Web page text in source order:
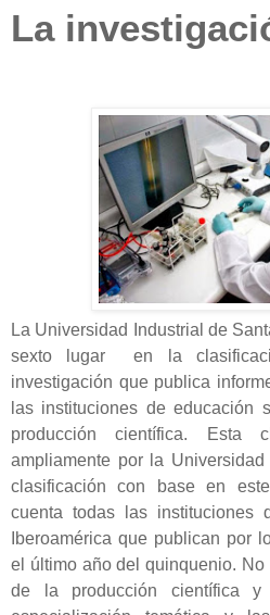
La
La Universidad Industrial de
sexto lugar en la
investigación que publica
las instituciones de educación
producción científica. Esta
ampliamente por la
clasificación con base en
cuenta todas las instituciones
Iberoamérica que publican por
el último año del quinquenio.
de la producción científica